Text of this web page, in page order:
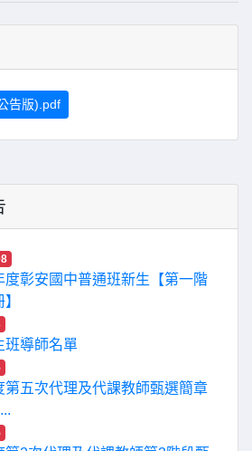
告版).pdf
度彰安國中普通班新生【第一階
班導師名單
第五次代理及代課教師甄選簡章